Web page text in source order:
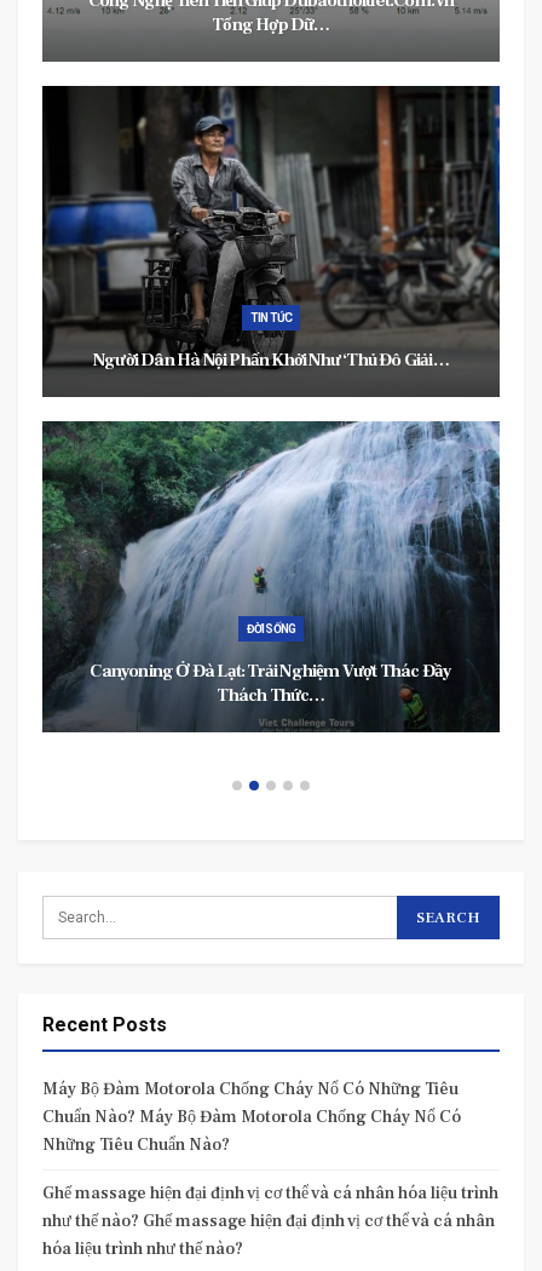
Giải…
Hành Cùng…
ĐỜI SỐNG
Thiên Mộc Hương – Gửi Gắm Bình An, Xua Tan
Hạn…
TIN TỨC
TP.HCM Đề Xuất Tiêm Nhắc Lại Mũi 3 Vắc Xin
Cho Nhóm…
Recent Posts
Máy Bộ Đàm Motorola Chống Cháy Nổ Có Những Tiêu
Chuẩn Nào? Máy Bộ Đàm Motorola Chống Cháy Nổ Có
Những Tiêu Chuẩn Nào?
Ghế massage hiện đại định vị cơ thể và cá nhân hóa liệu trình
như thế nào? Ghế massage hiện đại định vị cơ thể và cá nhân
hóa liệu trình như thế nào?